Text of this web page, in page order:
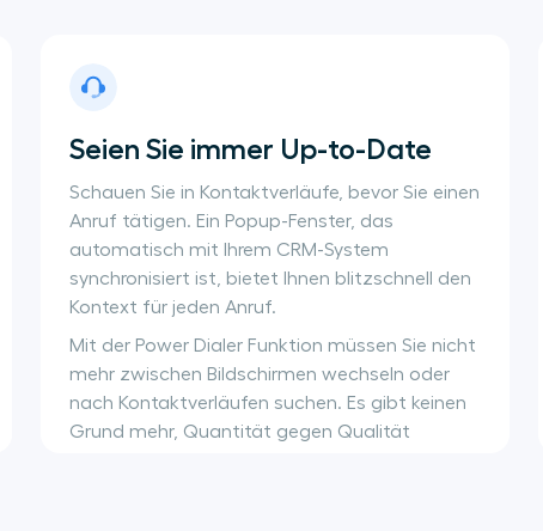
Seien Sie immer Up-to-Date
Schauen Sie in Kontaktverläufe, bevor Sie einen
Anruf tätigen. Ein Popup-Fenster, das
automatisch mit Ihrem CRM-System
synchronisiert ist, bietet Ihnen blitzschnell den
Kontext für jeden Anruf.
Mit der Power Dialer Funktion müssen Sie nicht
mehr zwischen Bildschirmen wechseln oder
nach Kontaktverläufen suchen. Es gibt keinen
Grund mehr, Quantität gegen Qualität